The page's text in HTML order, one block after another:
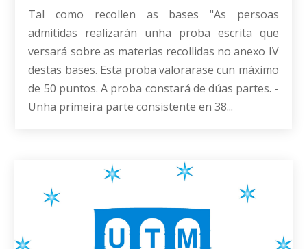
Tal como recollen as bases "As persoas
admitidas realizarán unha proba escrita que
versará sobre as materias recollidas no anexo IV
destas bases. Esta proba valorarase cun máximo
de 50 puntos. A proba constará de dúas partes. -
Unha primeira parte consistente en 38...